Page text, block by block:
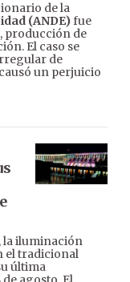
de la
(ANDE)fue
producción de
El caso se
de
un perjuicio
la iluminación
el tradicional
última